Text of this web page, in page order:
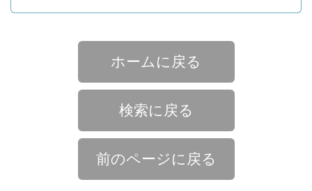
ホームに戻る
検索に戻る
前のページに戻る